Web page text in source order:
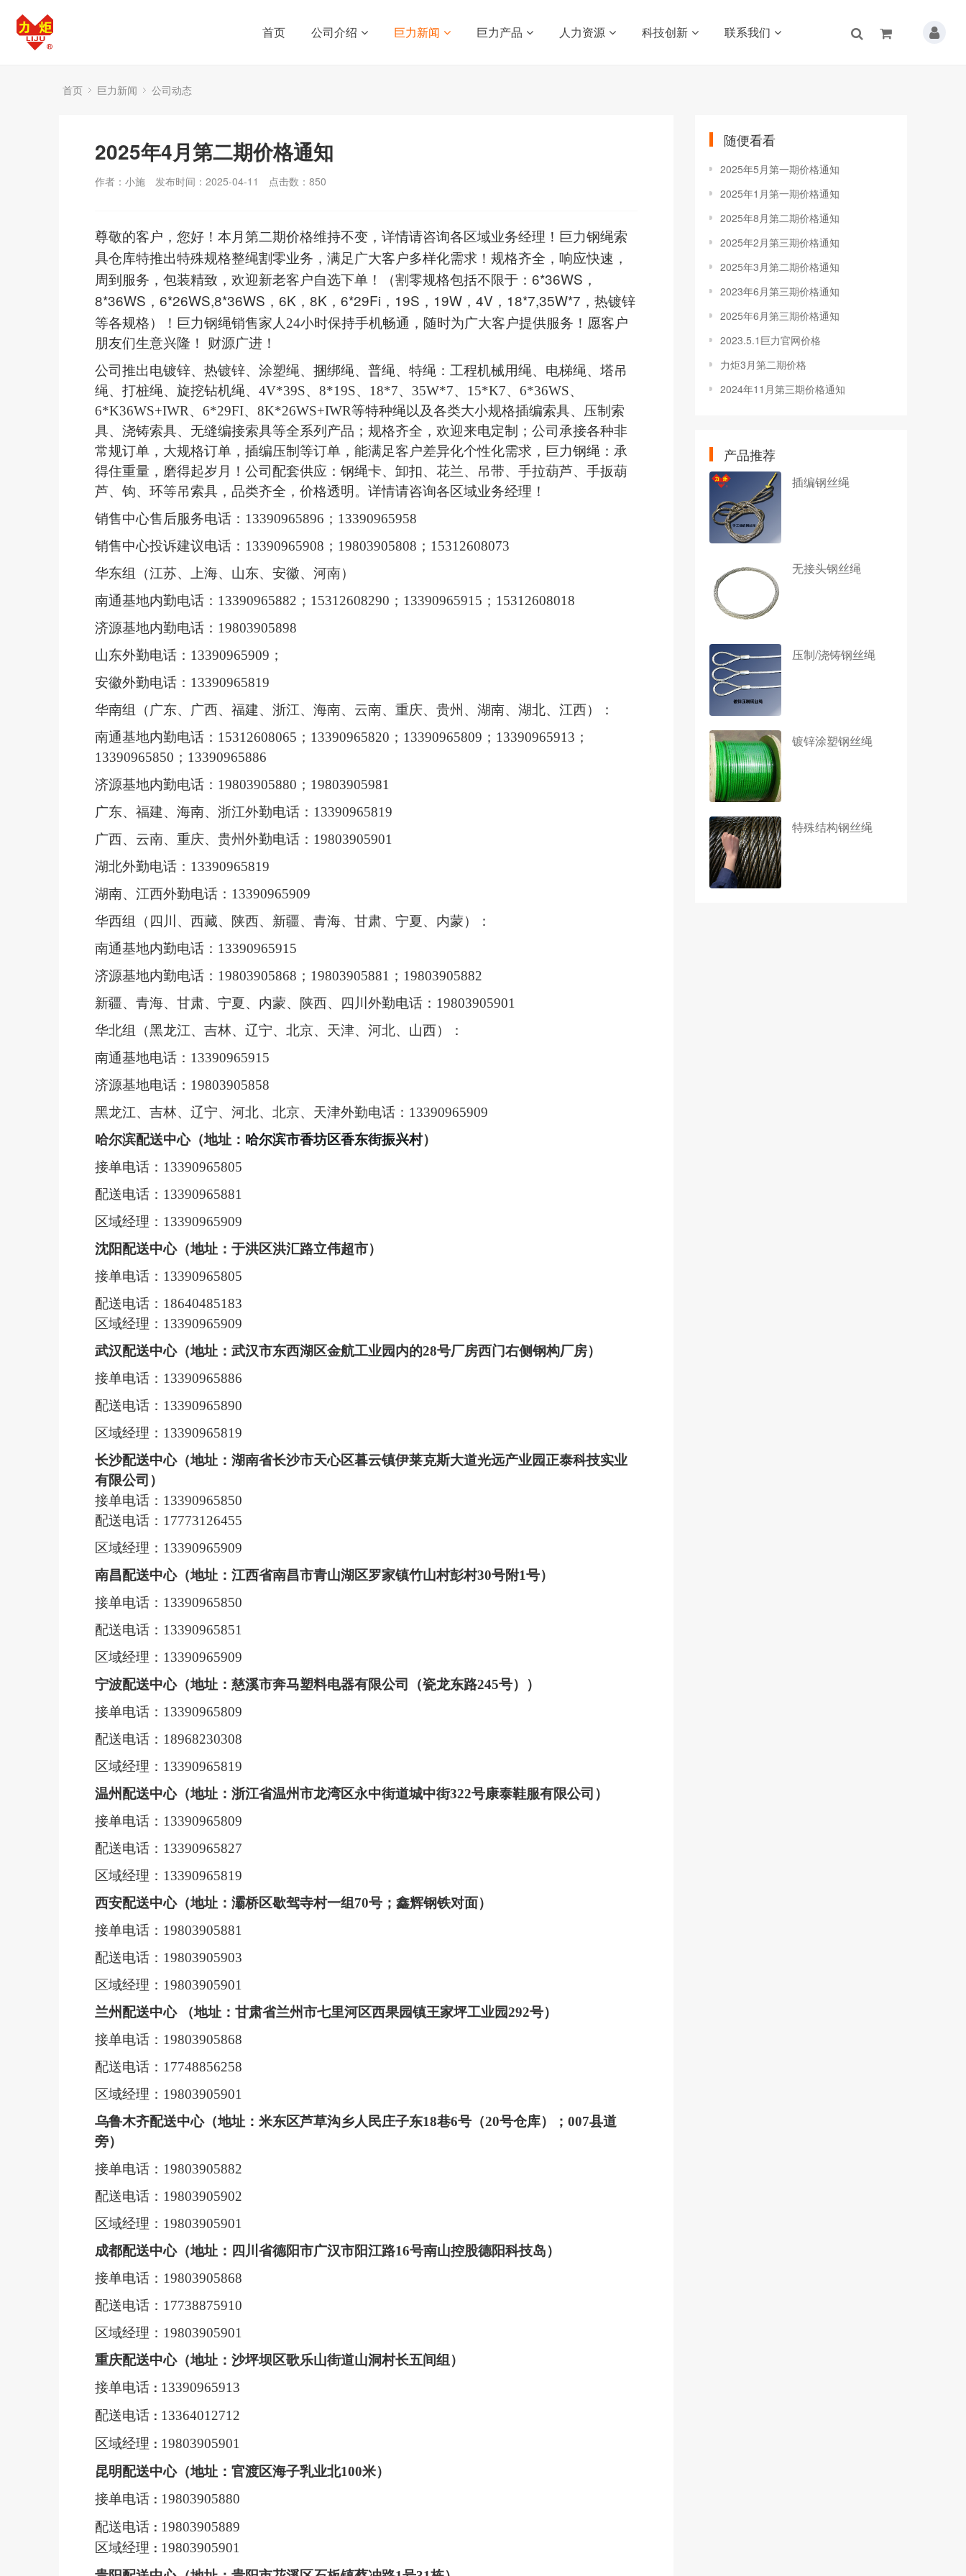
首页 公司介绍 巨力新闻 巨力产品 人力资源 科技创新 联系我们
首页 巨力新闻 公司动态
2025年4月第二期价格通知
作者：小施 发布时间：2025-04-11 点击数： 850
尊敬的客户，您好！本月第二期价格维持不变，详情请咨询各区域业务经理！ 巨力钢绳索
具仓库特推出特殊规格整绳割零业务，满足广大客户多样化需求！规格齐全，响应快速，
周到服务，包装精致，欢迎新老客户自选下单！（割零规格包括不限于： 6*36WS ，
8*36WS ， 6*26WS,8*36WS ， 6K ， 8K ， 6*29Fi ， 19S ， 19W ， 4V ， 18*7,35W*7 ，热镀锌
等各规格）
！巨力钢绳销售家人 24小时保持手机畅通，随时为广大客户提供服务！愿客户
朋友们生意兴隆！ 财源广进！
公司推出电镀锌、热镀锌、涂塑绳、捆绑绳、普绳、特绳：工程机械用绳、电梯绳、塔吊
绳、打桩绳、旋挖钻机绳、 4V*39S、 8*19S、 18*7、 35W*7、 15*K7、 6*36WS、
6*K36WS+IWR、 6*29FI、 8K*26WS+IWR等特种绳以及各类大小规格插编索具、压制索
具、浇铸索具、无缝编接索具等全系列产品；规格齐全，欢迎来电定制；公司承接各种非
常规订单，大规格订单，插编压制等订单，能满足客户差异化个性化需求，巨力钢绳：承
得住重量，磨得起岁月！公司配套供应：钢绳卡、卸扣、花兰、吊带、手拉葫芦、手扳葫
芦、钩、环等吊索具，品类齐全，价格透明。详情请咨询各区域业务经理！
销售中心售后服务电话： 13390965896 ； 13390965958
销售中心投诉建议电话： 13390965908 ； 19803905808 ； 15312608073
华东组（江苏、上海、山东、安徽、河南）
南通基地内勤电话： 13390965882 ； 15312608290 ； 13390965915 ； 15312608018
济源基地内勤电话： 19803905898
山东外勤电话： 13390965909 ；
安徽外勤电话： 13390965819
华南组（广东、广西、福建、浙江、海南、云南、重庆、贵州、湖南、湖北、江西）：
南通基地内勤电话： 15312608065 ； 13390965820 ； 13390965809 ； 13390965913 ；
13390965850 ； 13390965886
济源基地内勤电话： 19803905880 ； 19803905981
广东、福建、海南、浙江外勤电话 ： 13390965819
广西、云南、重庆、贵州外勤电话： 19803905901
湖北外勤电话： 13390965819
湖南、江西外勤电话： 13390965909
华西组（四川、西藏、陕西、新疆、青海、甘肃、宁夏、内蒙）：
南通基地内勤电话： 13390965915
济源基地内勤电话： 19803905868 ； 19803905881 ； 19803905882
新疆、青海、甘肃、宁夏、内蒙、陕西、四川外勤电话： 19803905901
华北组（黑龙江、吉林、辽宁、北京、天津、河北、山西）：
南通基地电话： 13390965915
济源基地电话： 19803905858
黑龙江、吉林、辽宁、河北、北京、天津外勤电话： 13390965909
哈尔滨配送中心（地址： 哈尔滨市香坊区香东街振兴村）
接单电话： 13390965805
配送电话： 13390965881
区域经理： 13390965909
沈阳配送中心（地址：于洪区洪汇路立伟超市）
接单电话： 13390965805
配送电话： 18640485183
区域经理 ： 13390965909
武汉配送中心（地址：武汉市东西湖区金航工业园内的28号厂房西门右侧钢构厂房）
接单电话： 13390965886
配送电话： 13390965890
区域经理： 13390965819
长沙配送中心（地址：湖南省长沙市天心区暮云镇伊莱克斯大道光远产业园正泰科技实业
有限公司）
接单电话： 13390965850
配送电话： 17773126455
区域经理： 13390965909
南昌配送中心（地址：江西省南昌市青山湖区罗家镇竹山村彭村30号附1号）
接单电话： 13390965850
配送电话： 13390965851
区域经理： 13390965909
宁波配送中心（地址：慈溪市奔马塑料电器有限公司（瓷龙东路245号））
接单电话： 13390965809
配送电话： 18968230308
区域经理 ： 13390965819
温州配送中心（地址：浙江省温州市龙湾区永中街道城中街322号康泰鞋服有限公司）
接单电话： 13390965809
配送电话： 13390965827
区域经理： 13390965819
西安配送中心（地址：灞桥区歇驾寺村一组 70号；鑫辉钢铁对面）
接单电话： 19803905881
配送电话： 19803905903
区域经理： 19803905901
兰州配送中心 （地址：甘肃省兰州市七里河区西果园镇王家坪工业园292号）
接单电话： 19803905868
配送电话： 17748856258
区域经理： 19803905901
乌鲁木齐配送中心（地址： 米东区芦草沟乡人民庄子东18巷6号（20号仓库）； 007县道
旁）
接单电话： 19803905882
配送电话： 19803905902
区域经理： 19803905901
成都配送中心（地址：四川省德阳市广汉市阳江路16号南山控股德阳科技岛）
接单电话： 19803905868
配送电话： 17738875910
区域经理： 19803905901
重庆配送中心（地址 ： 沙坪坝区歌乐山街道山洞村长五间组）
接单电话 ： 13390965913
配送电话 ： 13364012712
区域经理 ： 19803905901
昆明配送中心（地址 ： 官渡区海子乳业北100米）
接单电话 ： 19803905880
配送电话 ： 19803905889
区域经理 ： 19803905901
随便看看
2025年5月第一期价格通知
2025年1月第一期价格通知
2025年8月第二期价格通知
2025年2月第三期价格通知
2025年3月第二期价格通知
2023年6月第三期价格通知
2025年6月第三期价格通知
2023.5.1巨力官网价格
力炬3月第二期价格
2024年11月第三期价格通知
产品推荐
插编钢丝绳
无接头钢丝绳
压制/浇铸钢丝绳
镀锌涂塑钢丝绳
特殊结构钢丝绳